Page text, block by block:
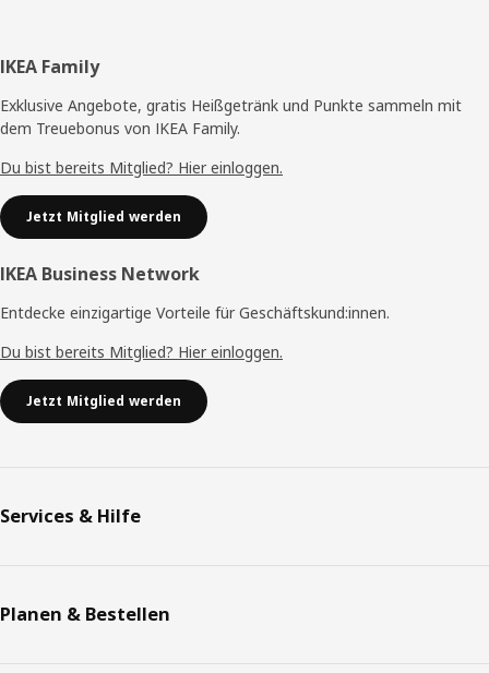
Fußzeile
IKEA Family
Exklusive Angebote, gratis Heißgetränk und Punkte sammeln mit
dem Treuebonus von IKEA Family.
Du bist bereits Mitglied? Hier einloggen.
Jetzt Mitglied werden
IKEA Business Network
Entdecke einzigartige Vorteile für Geschäftskund:innen.
Du bist bereits Mitglied? Hier einloggen.
Jetzt Mitglied werden
Services & Hilfe
Planen & Bestellen